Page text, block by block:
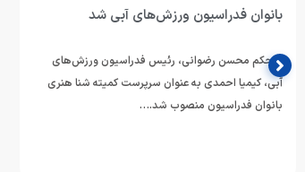
آبی درباره رکوردگیری ویژه داوطلبان کنکور
با توجه به هم‌زمانی مرحله نخست مسابقات انتخابی
تیم ملی تایم‌تریل دختران با آزمون سراسری (کنکور)،
کمیته بانوان فدراسیون ورزش‌های…